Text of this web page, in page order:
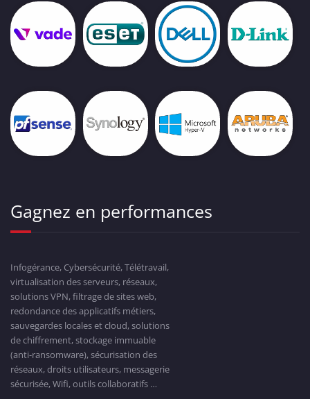
Gagnez en performances
Infogérance, Cybersécurité, Télétravail,
virtualisation des serveurs, réseaux,
solutions VPN, filtrage de sites web,
redondance des applicatifs métiers,
sauvegardes locales et cloud, solutions
de chiffrement, stockage immuable
(anti-ransomware), sécurisation des
réseaux, droits utilisateurs, messagerie
sécurisée, Wifi, outils collaboratifs …